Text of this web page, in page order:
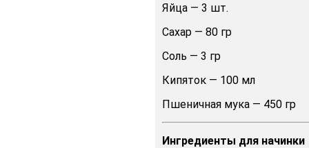
Яйца — 3 шт.
Сахар — 80 гр
Соль — 3 гр
Кипяток — 100 мл
Пшеничная мука — 450 гр
Ингредиенты для начинки